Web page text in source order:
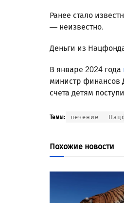
Ранее стало
— неизвестно.
Деньги из
В январе 2024 года
министр финансов
счета детям
Темы: лечение
Похожие новости